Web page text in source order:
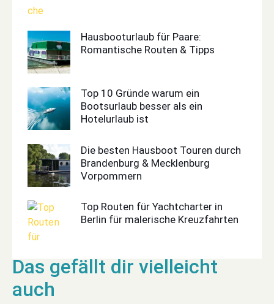
Hausbooturlaub für Paare:
Romantische Routen & Tipps
Top 10 Gründe warum ein
Bootsurlaub besser als ein
Hotelurlaub ist
Die besten Hausboot Touren durch
Brandenburg & Mecklenburg
Vorpommern
Top Routen für Yachtcharter in
Berlin für malerische Kreuzfahrten